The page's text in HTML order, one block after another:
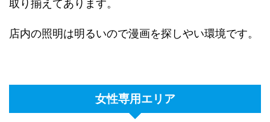
取り揃えてあります。
店内の照明は明るいので漫画を探しやい環境です。
女性専用エリア